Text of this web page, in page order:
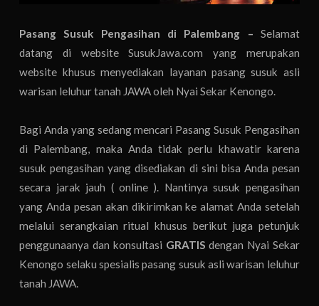
Pasang Susuk Pengasihan di Palembang – Selamat
datang di website SusukJawa.com yang merupakan
website khusus menyediakan layanan pasang susuk asli
warisan leluhur tanah JAWA oleh Nyai Sekar Kenongo.
Bagi Anda yang sedang mencari Pasang Susuk Pengasihan
di Palembang, maka Anda tidak perlu khawatir karena
susuk pengasihan yang disediakan di sini bisa Anda pesan
secara jarak jauh ( online ). Nantinya susuk pengasihan
yang Anda pesan akan dikirimkan ke alamat Anda setelah
melalui serangkaian ritual khusus berikut juga petunjuk
penggunaanya dan konsultasi GRATIS dengan Nyai Sekar
Kenongo selaku spesialis pasang susuk asli warisan leluhur
tanah JAWA.